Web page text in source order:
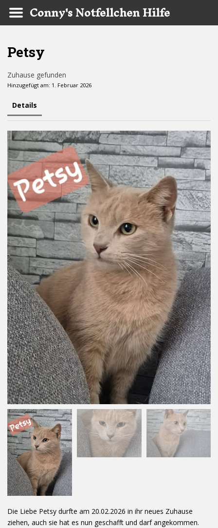
Petsy
Zuhause gefunden
Hinzugefügt am: 1. Februar 2026
Details
Die Liebe Petsy durfte am 20.02.2026 in ihr neues Zuhause
ziehen, auch sie hat es nun geschafft und darf angekommen.
Conny's Notfellchen Hilfe